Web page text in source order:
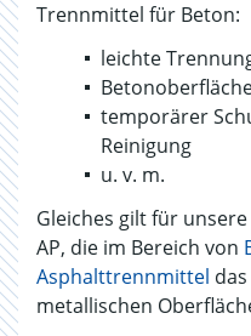
Trennmittel für Beton:
leichte
temporärer
Reinigung
u. v. m.
Gleiches gilt für unsere
AP, die im Bereich von
Asphalttrennmittel
metallischen